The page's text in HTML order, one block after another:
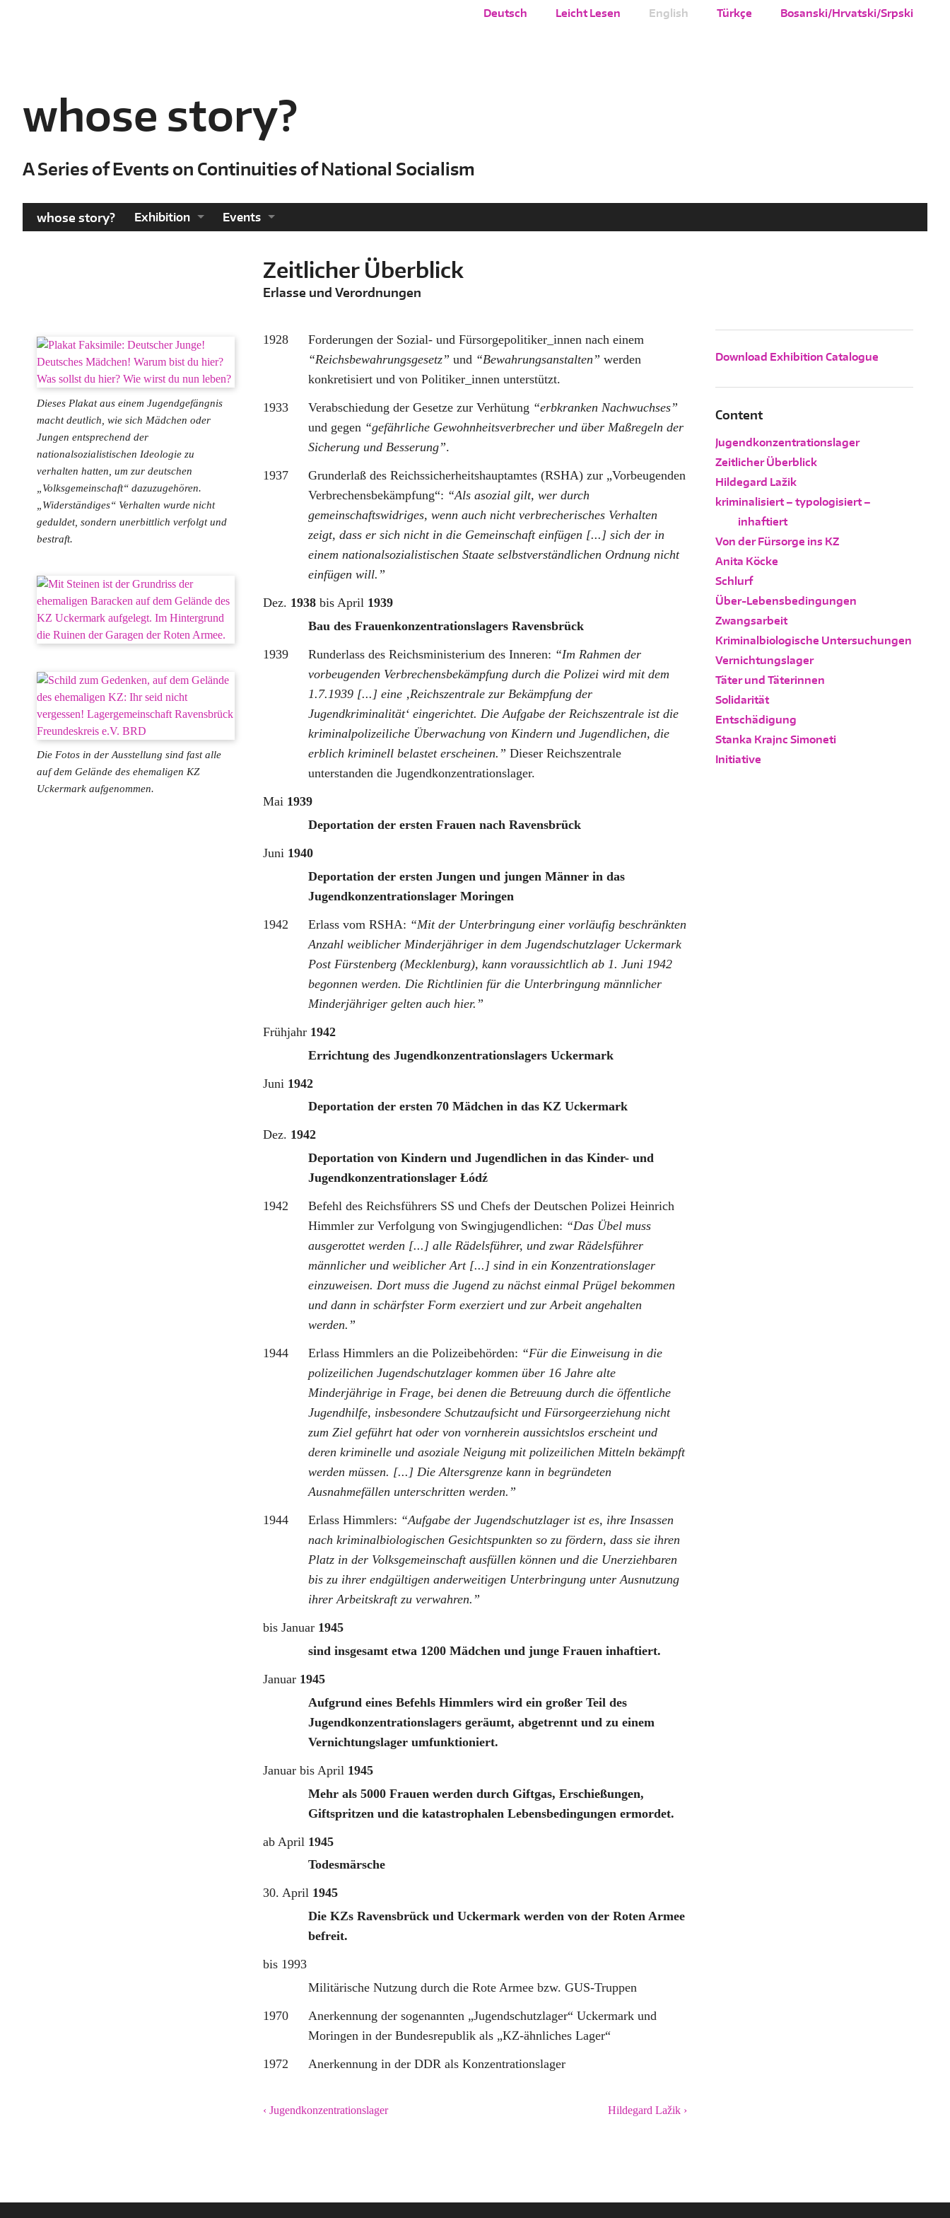
Language:
Deutsch Leicht Lesen English Türkçe Bosanski/Hrvatski/Srpski
whose story?
A Series of Events on Continuities of National Socialism
whose story?
Exhibition
Events
Zeitlicher Überblick
Erlasse und Verordnungen
1928
Forderungen der Sozial- und Fürsorgepolitiker_innen nach einem
Reichsbewahrungsgesetz
und Bewahrungsanstalten
werden
konkretisiert und von Politiker_innen unterstützt.
1933
Verabschiedung der Gesetze zur Verhütung
erbkranken Nachwuchses
und gegen
gefährliche Gewohnheitsverbrecher und über Maßregeln der
Sicherung und Besserung .
1937
Grunderlaß des Reichssicherheitshauptamtes (RSHA) zur „Vorbeugenden
Verbrechensbekämpfung“:
Als asozial gilt, wer durch
gemeinschaftswidriges, wenn auch nicht verbrecherisches Verhalten
zeigt, dass er sich nicht in die Gemeinschaft einfügen [...] sich der in
einem nationalsozialistischen Staate selbstverständlichen Ordnung nicht
einfügen will.
Dez. 1938 bis April 1939
Bau des Frauenkonzentrationslagers Ravensbrück
1939
Runderlass des Reichsministerium des Inneren:
Im Rahmen der
vorbeugenden Verbrechensbekämpfung durch die Polizei wird mit dem
1.7.1939 [...] eine ‚Reichszentrale zur Bekämpfung der
Jugendkriminalität‘ eingerichtet. Die Aufgabe der Reichszentrale ist die
kriminalpolizeiliche Überwachung von Kindern und Jugendlichen, die
erblich kriminell belastet erscheinen.
Dieser Reichszentrale
unterstanden die Jugendkonzentrationslager.
Mai 1939
Deportation der ersten Frauen nach Ravensbrück
Juni 1940
Deportation der ersten Jungen und jungen Männer in das
Jugendkonzentrationslager Moringen
1942
Erlass vom RSHA:
Mit der Unterbringung einer vorläufig beschränkten
Anzahl weiblicher Minderjähriger in dem Jugendschutzlager Uckermark
Post Fürstenberg (Mecklenburg), kann voraussichtlich ab 1. Juni 1942
begonnen werden. Die Richtlinien für die Unterbringung männlicher
Minderjähriger gelten auch hier.
Frühjahr 1942
Errichtung des Jugendkonzentrationslagers Uckermark
Juni 1942
Deportation der ersten 70 Mädchen in das KZ Uckermark
Dez. 1942
Deportation von Kindern und Jugendlichen in das Kinder- und
Jugendkonzentrationslager Łódź
1942
Befehl des Reichsführers SS und Chefs der Deutschen Polizei Heinrich
Himmler zur Verfolgung von Swingjugendlichen:
Das Übel muss
ausgerottet werden [...] alle Rädelsführer, und zwar Rädelsführer
männlicher und weiblicher Art [...] sind in ein Konzentrationslager
einzuweisen. Dort muss die Jugend zu nächst einmal Prügel bekommen
und dann in schärfster Form exerziert und zur Arbeit angehalten
werden.
1944
Erlass Himmlers an die Polizeibehörden:
Für die Einweisung in die
polizeilichen Jugendschutzlager kommen über 16 Jahre alte
Minderjährige in Frage, bei denen die Betreuung durch die öffentliche
Jugendhilfe, insbesondere Schutzaufsicht und Fürsorgeerziehung nicht
zum Ziel geführt hat oder von vornherein aussichtslos erscheint und
deren kriminelle und asoziale Neigung mit polizeilichen Mitteln bekämpft
werden müssen. [...] Die Altersgrenze kann in begründeten
Ausnahmefällen unterschritten werden.
1944
Erlass Himmlers:
Aufgabe der Jugendschutzlager ist es, ihre Insassen
nach kriminalbiologischen Gesichtspunkten so zu fördern, dass sie ihren
Platz in der Volksgemeinschaft ausfüllen können und die Unerziehbaren
bis zu ihrer endgültigen anderweitigen Unterbringung unter Ausnutzung
ihrer Arbeitskraft zu verwahren.
bis Januar 1945
sind insgesamt etwa 1200 Mädchen und junge Frauen inhaftiert.
Januar 1945
Aufgrund eines Befehls Himmlers wird ein großer Teil des
Jugendkonzentrationslagers geräumt, abgetrennt und zu einem
Vernichtungslager umfunktioniert.
Januar bis April 1945
Mehr als 5000 Frauen werden durch Giftgas, Erschießungen,
Giftspritzen und die katastrophalen Lebensbedingungen ermordet.
ab April 1945
Todesmärsche
30. April 1945
Die KZs Ravensbrück und Uckermark werden von der Roten Armee
befreit.
bis 1993
Militärische Nutzung durch die Rote Armee bzw. GUS-Truppen
1970
Anerkennung der sogenannten „Jugendschutzlager“ Uckermark und
Moringen in der Bundesrepublik als „KZ-ähnliches Lager“
1972
Anerkennung in der DDR als Konzentrationslager
‹ Jugendkonzentrationslager Hildegard Lažik ›
Dieses Plakat aus einem Jugendgefängnis
macht deutlich, wie sich Mädchen oder
Jungen entsprechend der
nationalsozialistischen Ideologie zu
verhalten hatten, um zur deutschen
„Volksgemeinschaft“ dazuzugehören.
„Widerständiges“ Verhalten wurde nicht
geduldet, sondern unerbittlich verfolgt und
bestraft.
Die Fotos in der Ausstellung sind fast alle
auf dem Gelände des ehemaligen KZ
Uckermark aufgenommen.
Downloads
Download Exhibition Catalogue
Content
Jugendkonzentrationslager
Zeitlicher Überblick
Hildegard Lažik
kriminalisiert – typologisiert –
inhaftiert
Von der Fürsorge ins KZ
Anita Köcke
Schlurf
Über-Lebensbedingungen
Zwangsarbeit
Kriminalbiologische Untersuchungen
Vernichtungslager
Täter und Täterinnen
Solidarität
Entschädigung
Stanka Krajnc Simoneti
Initiative